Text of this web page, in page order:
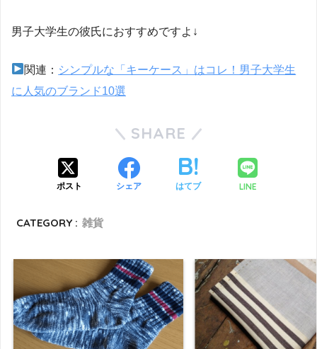
男子大学生の彼氏におすすめですよ↓
関連： シンプルな「キーケース」はコレ！男子大学生
に人気のブランド10選
SHARE
ポスト シェア はてブ LINE
CATEGORY : 雑貨